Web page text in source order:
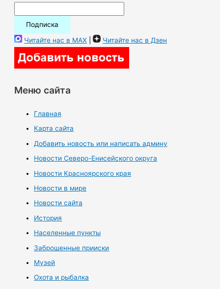
Читайте нас в MAX | Читайте нас в Дзен
Меню сайта
Главная
Карта сайта
Добавить новость или написать админу
Новости Северо-Енисейского округа
Новости Красноярского края
Новости в мире
Новости сайта
История
Населенные пункты
Заброшенные прииски
Музей
Охота и рыбалка